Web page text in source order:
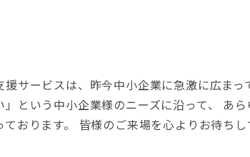
援サービスは、昨今中小企業に急激に広ま
」という中小企業様のニーズに沿って、 あ
おります。 皆様のご来場を心よりお待ちし